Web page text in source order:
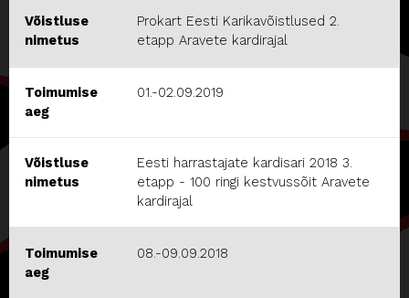
Võistluse
nimetus
Prokart Eesti Karikavõistlused 2.
etapp Aravete kardirajal
Toimumise
aeg
01.-02.09.2019
Võistluse
nimetus
Eesti harrastajate kardisari 2018 3.
etapp - 100 ringi kestvussõit Aravete
kardirajal
Toimumise
aeg
08.-09.09.2018